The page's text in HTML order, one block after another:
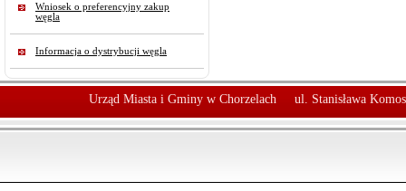
Wniosek o preferencyjny zakup
węgla
Informacja o dystrybucji węgla
Urząd Miasta i Gminy w Chorzelach ul. Stanisława